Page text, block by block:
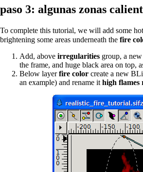
paso 3: algunas zonas
To complete this tutorial, we will add some
brightening some areas underneath the fire
Add, above irregularities group, a new
the frame, and huge black area on top,
Below layerfire color create a new
an example) and rename it high flames